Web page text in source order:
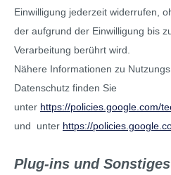
Einwilligung jederzeit widerrufen,
der aufgrund der Einwilligung bis
Verarbeitung berührt wird.
Nähere Informationen zu
Datenschutz finden Sie
unter https://policies.google.com/
und unter https://
Plug-ins und Sonstiges